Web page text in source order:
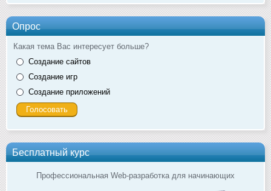
Опрос
Какая тема Вас интересует больше?
Создание сайтов
Создание игр
Создание приложений
Бесплатный курс
Профессиональная Web-разработка для начинающих